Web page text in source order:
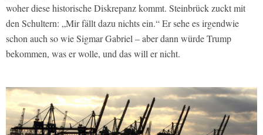
woher diese historische Diskrepanz kommt. Steinbrück zuckt mit
den Schultern: „Mir fällt dazu nichts ein.“ Er sehe es irgendwie
schon auch so wie Sigmar Gabriel – aber dann würde Trump
bekommen, was er wolle, und das will er nicht.